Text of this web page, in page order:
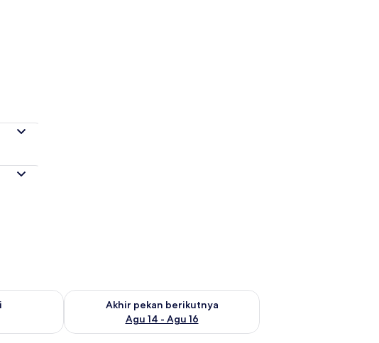
pekan ini Agu 7 - Agu 9
Akhir pekan berikutnya
Agu 14 - Agu 16
Periksa ketersediaan untuk akhir pekan berikutnya Agu 14 -